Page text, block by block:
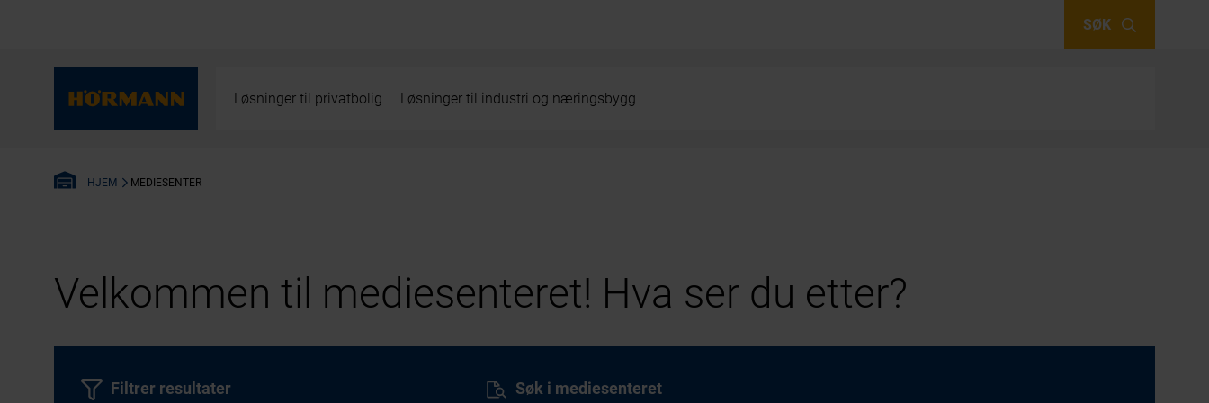
SØK
Løsninger til privatbolig Løsninger til industri og næringsbygg
HJEM MEDIESENTER
Velkommen til mediesenteret! Hva ser du etter?
Søk i mediesenteret
Filtrer resultater